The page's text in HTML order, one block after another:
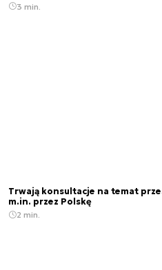
3 min.
Trwają konsultacje na temat
m.in. przez Polskę
2 min.